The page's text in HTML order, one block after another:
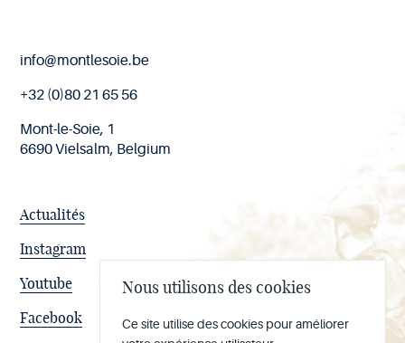
Fin
page
info@montlesoie.be
+32 (0)80 21 65 56
Mont-le-Soie, 1
6690 Vielsalm, Belgium
Facebook
Youtube
Instagram
Actualités
Nous utilisons des cookies
Ce site utilise des cookies pour améliorer